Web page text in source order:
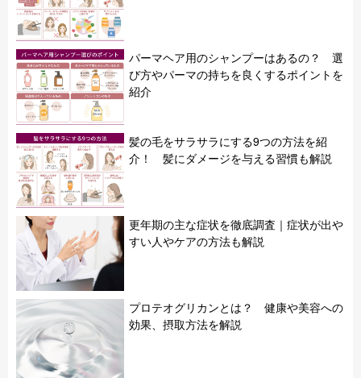
パーマヘア用のシャンプーはあるの？ 選
び方やパーマの持ちを良くするポイントを
紹介
髪の毛をサラサラにする9つの方法を紹
介！ 髪にダメージを与える習慣も解説
更年期の主な症状を徹底調査｜症状が出や
すい人やケアの方法も解説
プロテオグリカンとは？ 健康や美容への
効果、摂取方法を解説